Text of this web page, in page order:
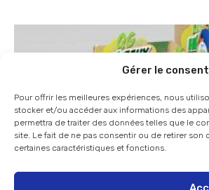
Gérer le
Pour offrir les meilleures expériences, nous
stocker et/ou accéder aux informations des
permettra de traiter des données telles que le
site. Le fait de ne pas consentir ou de retirer
certaines caractéristiques et fonctions.